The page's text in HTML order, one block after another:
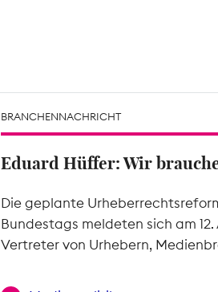
BRANCHENNACHRICHT
Eduard Hüffer: Wir
Die geplante
Bundestags meldeten sich am
Vertreter von Urhebern,